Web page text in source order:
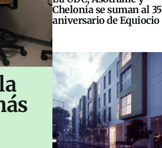
Chelonia se suman al 35
aniversario de Equiocio